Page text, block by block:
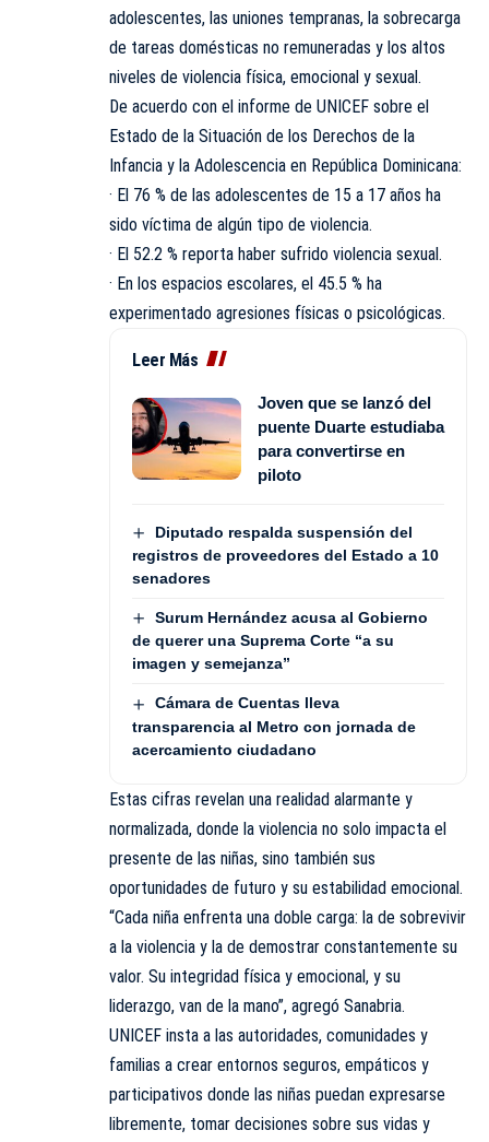
adolescentes, las uniones tempranas, la sobrecarga
de tareas domésticas no remuneradas y los altos
niveles de violencia física, emocional y sexual.
De acuerdo con el informe de UNICEF sobre el
Estado de la Situación de los Derechos de la
Infancia y la Adolescencia en República Dominicana:
· El 76 % de las adolescentes de 15 a 17 años ha
sido víctima de algún tipo de violencia.
· El 52.2 % reporta haber sufrido violencia sexual.
· En los espacios escolares, el 45.5 % ha
experimentado agresiones físicas o psicológicas.
Leer Más
Joven que se lanzó del
puente Duarte estudiaba
para convertirse en
piloto
Diputado respalda suspensión del
registros de proveedores del Estado a 10
senadores
Surum Hernández acusa al Gobierno
de querer una Suprema Corte “a su
imagen y semejanza”
Cámara de Cuentas lleva
transparencia al Metro con jornada de
acercamiento ciudadano
Estas cifras revelan una realidad alarmante y
normalizada, donde la violencia no solo impacta el
presente de las niñas, sino también sus
oportunidades de futuro y su estabilidad emocional.
“Cada niña enfrenta una doble carga: la de sobrevivir
a la violencia y la de demostrar constantemente su
valor. Su integridad física y emocional, y su
liderazgo, van de la mano”, agregó Sanabria.
UNICEF insta a las autoridades, comunidades y
familias a crear entornos seguros, empáticos y
participativos donde las niñas puedan expresarse
libremente, tomar decisiones sobre sus vidas y